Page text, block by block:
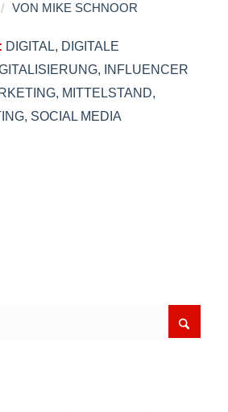
/ VON MIKE SCHNOOR
DIGITAL, DIGITALE
, INFLUENCER
, MITTELSTAND,
, SOCIAL MEDIA